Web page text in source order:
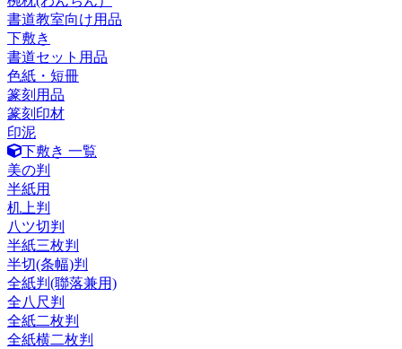
書道教室向け用品
下敷き
書道セット用品
色紙・短冊
篆刻用品
篆刻印材
印泥
下敷き 一覧
美の判
半紙用
机上判
八ツ切判
半紙三枚判
半切(条幅)判
全紙判(聯落兼用)
全八尺判
全紙二枚判
全紙横二枚判